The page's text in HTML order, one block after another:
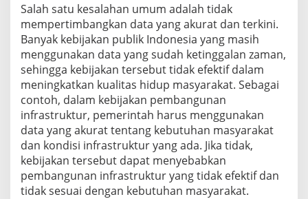
Salah satu kesalahan umum adalah tidak
mempertimbangkan data yang akurat dan terkini.
Banyak kebijakan publik Indonesia yang masih
menggunakan data yang sudah ketinggalan zaman,
sehingga kebijakan tersebut tidak efektif dalam
meningkatkan kualitas hidup masyarakat. Sebagai
contoh, dalam kebijakan pembangunan
infrastruktur, pemerintah harus menggunakan
data yang akurat tentang kebutuhan masyarakat
dan kondisi infrastruktur yang ada. Jika tidak,
kebijakan tersebut dapat menyebabkan
pembangunan infrastruktur yang tidak efektif dan
tidak sesuai dengan kebutuhan masyarakat.